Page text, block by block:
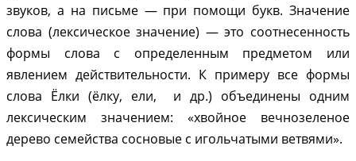
звуков, а на письме — при помощи букв. Значение
слова (лексическое значение) — это соотнесенность
формы слова с определенным предметом или
явлением действительности. К примеру все формы
слова Ёлки (ёлку, ели, и др.) объединены одним
лексическим значением: «хвойное вечнозеленое
дерево семейства сосновые с игольчатыми ветвями».